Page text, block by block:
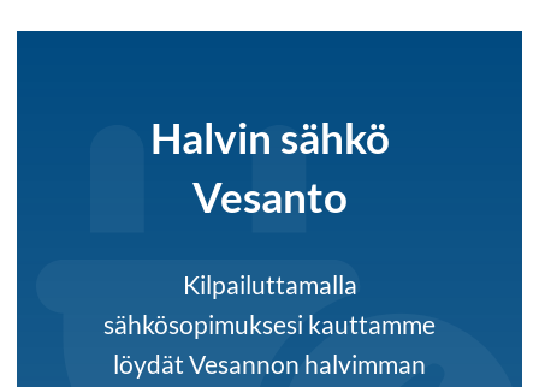
Halvin sähkö
Vesanto
Kilpailuttamalla
sähkösopimuksesi kauttamme
löydät Vesannon halvimman